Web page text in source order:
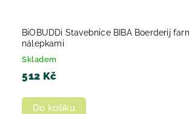
BiOBUDDi Stavebnice BIBA Boerderij
nálepkami
Skladem
512 Kč
Do košíku